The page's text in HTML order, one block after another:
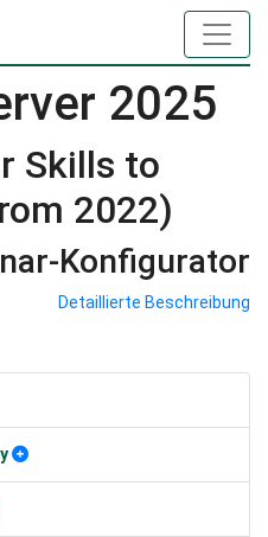
2025
Skills to
2022)
Konfigurator
Detaillierte Beschreibung